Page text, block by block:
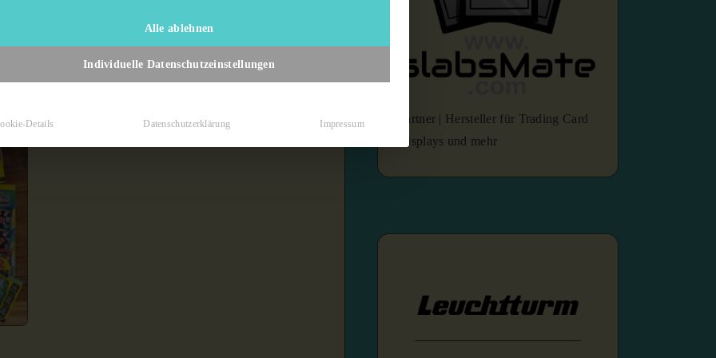
Partner | Hersteller für Trading Card
Displays und mehr
Alle ablehnen
Individuelle Datenschutzeinstellungen
Details Datenschutzerklärung Impressum